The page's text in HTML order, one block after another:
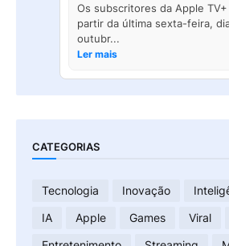
Os subscritores da Apple
partir da última sexta-feira,
outubr...
Ler mais
CATEGORIAS
Tecnologia Inovação
IA
Apple Games Viral